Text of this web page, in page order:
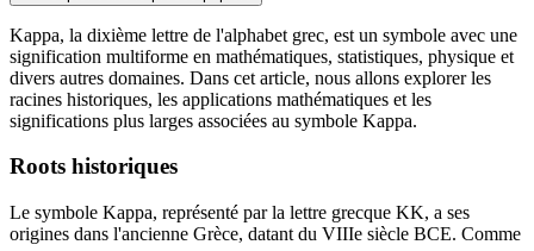
Kappa, la dixième lettre de l'alphabet grec, est un symbole avec une
signification multiforme en mathématiques, statistiques, physique et
divers autres domaines. Dans cet article, nous allons explorer les
racines historiques, les applications mathématiques et les
significations plus larges associées au symbole Kappa.
Roots historiques
Le symbole Kappa, représenté par la lettre grecque KK, a ses
origines dans l'ancienne Grèce, datant du VIIIe siècle BCE. Comme